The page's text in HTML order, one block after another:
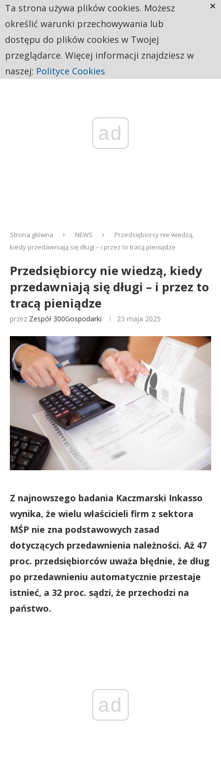
ad
Strona główna NEWS
Przedsiębiorcy nie wiedzą,
kiedy przedawniają się długi – i przez to tracą pieniądze
Przedsiębiorcy nie wiedzą, kiedy
przedawniają się długi – i przez to
tracą pieniądze
przez Zespół 300Gospodarki 23 maja 2025
Z najnowszego badania Kaczmarski Inkasso
wynika, że wielu właścicieli firm z sektora
MŚP nie zna podstawowych zasad
dotyczących przedawnienia należności. Aż 47
proc. przedsiębiorców uważa błędnie, że dług
po przedawnieniu automatycznie przestaje
istnieć, a 32 proc. sądzi, że przechodzi na
państwo.
ad
Ta strona używa plików cookies. Możesz
określić warunki przechowywania lub
dostępu do plików cookies w Twojej
przeglądarce. Więcej informacji znajdziesz w
naszej: Polityce Cookies
×